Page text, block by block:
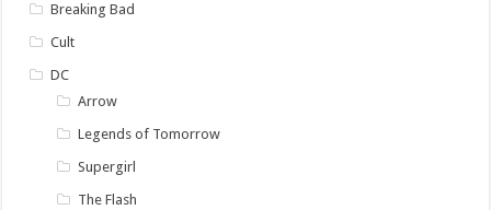
Breaking Bad
Cult
DC
Arrow
Legends of Tomorrow
Supergirl
The Flash